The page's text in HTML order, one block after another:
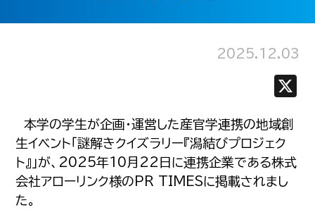
2025.12.03
本学の学生が企画・運営した産官学連携の地域創
生イベント「謎解きクイズラリー『潟結びプロジェク
ト』」が、2025年10月22日に連携企業である株式
会社アローリンク様のPR TIMESに掲載されまし
た。